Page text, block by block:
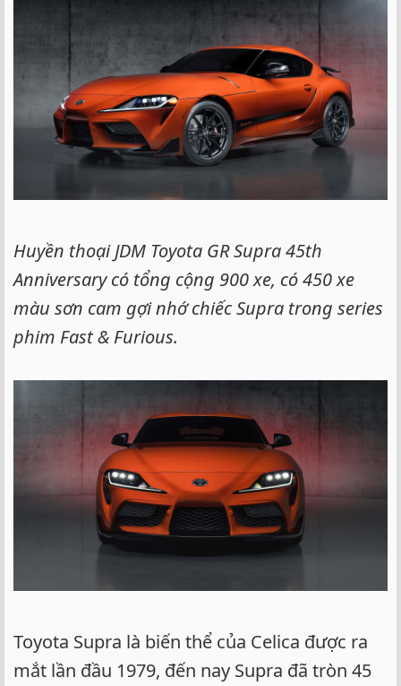
Huyền thoại JDM Toyota GR Supra 45th
Anniversary có tổng cộng 900 xe, có 450 xe
màu sơn cam gợi nhớ chiếc Supra trong series
phim Fast & Furious.
Toyota Supra là biến thể của Celica được ra
mắt lần đầu 1979, đến nay Supra đã tròn 45